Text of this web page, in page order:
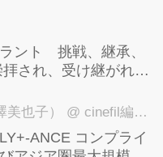
ント 挑戦、継承、
され、受け継がれ、
23日まで開催中！
美也子） @ cinefil編集部
ANCE コンプライ